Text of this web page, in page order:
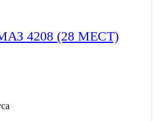
4208 (28 МЕСТ)